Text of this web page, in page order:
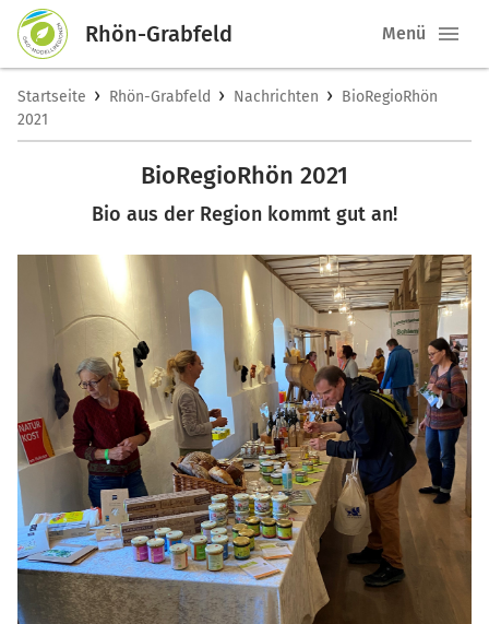
Rhön-Grabfeld Menü
Startseite › Rhön-Grabfeld › Nachrichten › BioRegioRhön
2021
BioRegioRhön 2021
Bio aus der Region kommt gut an!